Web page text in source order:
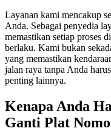
Layanan kami mencakup
Anda. Sebagai penyedia
memastikan setiap proses
berlaku. Kami bukan
yang memastikan
jalan raya tanpa Anda
penting lainnya.
Kenapa Anda
Ganti Plat